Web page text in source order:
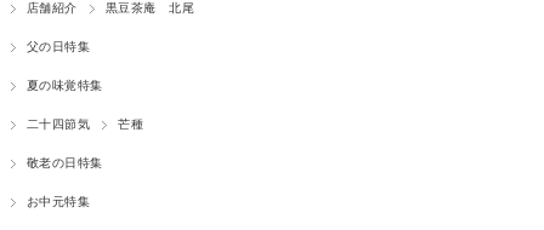
店舗紹介 黒豆茶庵 北尾
父の日特集
夏の味覚特集
二十四節気 芒種
敬老の日特集
お中元特集